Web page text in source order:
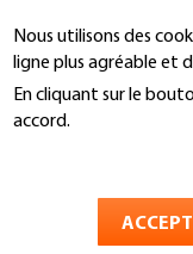
Nous utilisons des
ligne plus agréable et
En cliquant sur le
accord.
au
contenu
principal
You